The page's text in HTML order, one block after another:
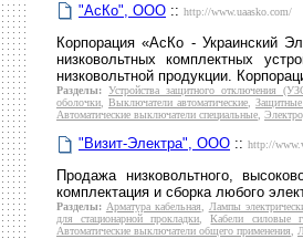
"АсКо", ООО :: http://www.uaasko.com/
Корпорация «АсКо - Украинский
низковольтных комплектных
низковольтной продукции.
Разделы: Устройства защитного отключения
оболочки
Выключатели автоматические Защитные
Автоматические выключатели специальные
"Визит-Электра", ООО :: http://
Продажа низковольтного,
комплектация и сборка любого
Разделы: Арматура кабельная, Лампы
для стационарной прокладки,Кабели силовые
Автоматические выключатели общего применения,